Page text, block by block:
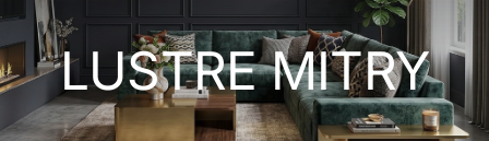
LUMINAIRES EXTERIEURS
APPAREILLAGE ÉLECTRIQUE
LUSTRE MITRY